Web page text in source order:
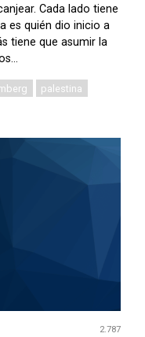
Cada lado tiene
es quién dio inicio a
tiene que asumir la
palestina
2.787